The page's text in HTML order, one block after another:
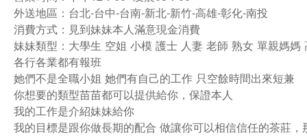
外送地區：台北-台中-台南-新北-新竹-高雄-彰化-南投
消費方式：見到妹妹本人滿意現金消費
妹妹類型：大學生 空姐 小模 護士 人妻 老師 熟女 單親媽媽
各行各業都有報班
她們不是全職小姐 她們有自己的工作 只空餘時間出來短兼
你想要的類型苗苗都可以提供給你，保證本人
我的工作是介紹妹妹給你
我的目標是跟你做長期的配合 做讓你可以相信信任的茶莊，